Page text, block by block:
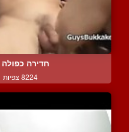
חדירה
8224 צפיות